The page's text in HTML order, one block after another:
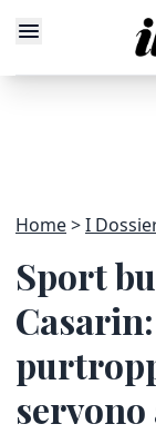
Home I
Sport